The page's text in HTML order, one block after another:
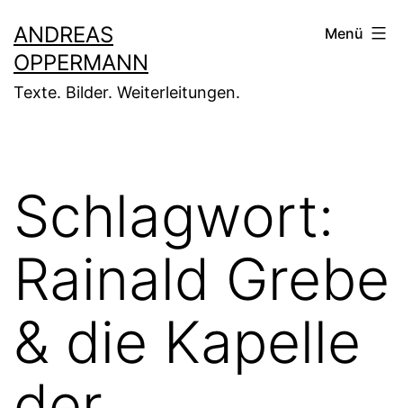
Inhalt
springen
ANDREAS
OPPERMANN
Texte. Bilder. Weiterleitungen.
Menü
Schlagwort:
Rainald Grebe
& die Kapelle